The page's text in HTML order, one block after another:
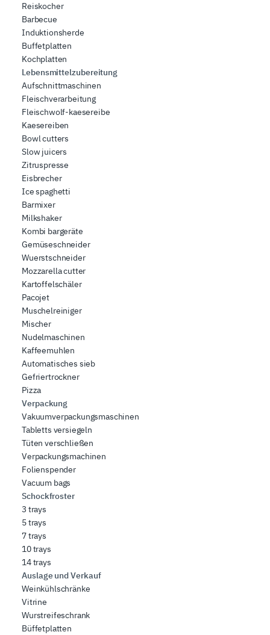
Reiskocher
Barbecue
Induktionsherde
Buffetplatten
Kochplatten
Lebensmittelzubereitung
Aufschnittmaschinen
Fleischverarbeitung
Fleischwolf-kaesereibe
Kaesereiben
Bowl cutters
Slow juicers
Zitruspresse
Eisbrecher
Ice spaghetti
Barmixer
Milkshaker
Kombi bargeräte
Gemüseschneider
Wuerstschneider
Mozzarella cutter
Kartoffelschäler
Pacojet
Muschelreiniger
Mischer
Nudelmaschinen
Kaffeemuhlen
Automatisches sieb
Gefriertrockner
Pizza
Verpackung
Vakuumverpackungsmaschinen
Tabletts versiegeln
Tüten verschließen
Verpackungsmachinen
Folienspender
Vacuum bags
Schockfroster
3 trays
5 trays
7 trays
10 trays
14 trays
Auslage und Verkauf
Weinkühlschränke
Vitrine
Wurstreifeschrank
Büffetplatten